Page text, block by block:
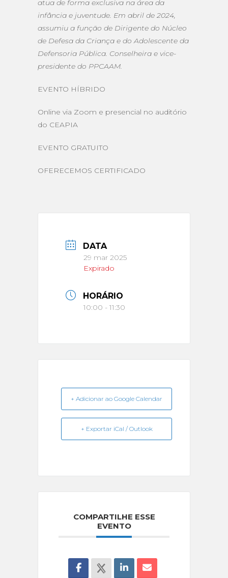
atua de forma exclusiva na área da
infância e juventude. Em abril de 2024,
assumiu a função de Dirigente do Núcleo
de Defesa da Criança e do Adolescente da
Defensoria Pública. Conselheira e vice-
presidente do PPCAAM.
EVENTO HÍBRIDO
Online via Zoom e presencial no auditório
do CEAPIA
EVENTO GRATUITO
OFERECEMOS CERTIFICADO
DATA
29 mar 2025
Expirado
HORÁRIO
10:00 - 11:30
+ Adicionar ao Google Calendar
+ Exportar iCal / Outlook
COMPARTILHE ESSE
EVENTO